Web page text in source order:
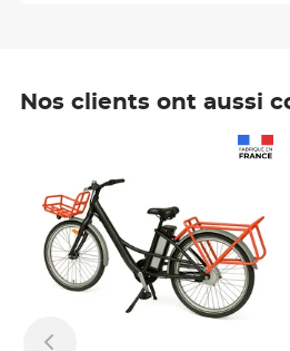
Nos clients ont aussi